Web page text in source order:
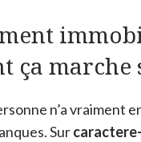
ça
n’a vraiment
Sur